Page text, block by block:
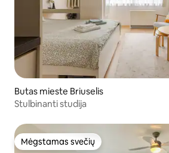
Butas mieste Briuselis
Stulbinanti studija
Mėgstamas svečių
Mėgstamas svečių